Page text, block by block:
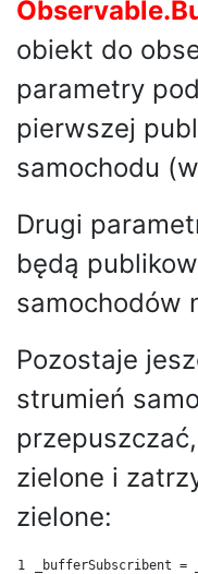
obiekt do
parametry
pierwszej
samochodu
Drugi
będą
samochodów
Pozostaje
strumień
zielone i
zielone:
1
_bufferSubscribent =